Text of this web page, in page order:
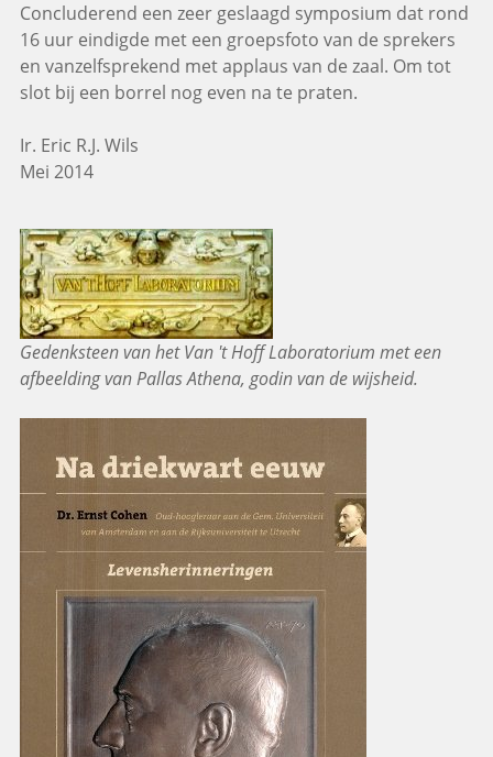
Concluderend een zeer geslaagd symposium dat rond
16 uur eindigde met een groepsfoto van de sprekers
en vanzelfsprekend met applaus van de zaal. Om tot
slot bij een borrel nog even na te praten.
Ir. Eric R.J. Wils
Mei 2014
Gedenksteen van het Van 't Hoff Laboratorium met een
afbeelding van Pallas Athena, godin van de wijsheid.